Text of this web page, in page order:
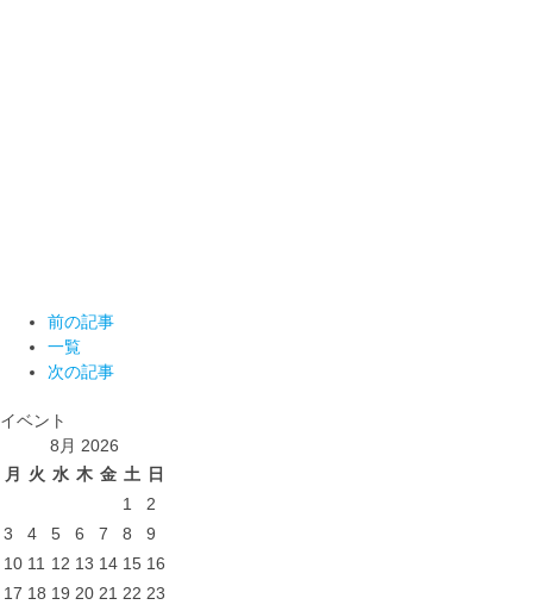
前の記事
一覧
次の記事
イベント
8月 2026
月 火 水 木 金 土 日
1
2
3
4 5 6 7 8
9
10 11 12 13 14 15 16
17 18 19 20 21 22 23